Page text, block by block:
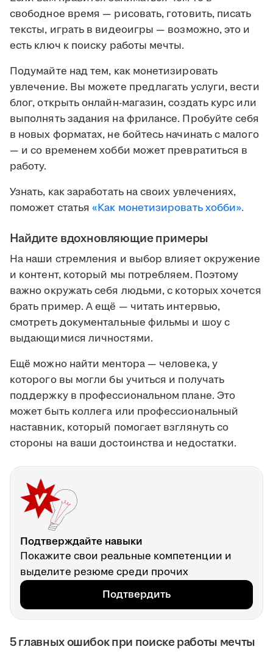
свободное время — рисовать, готовить, писать
тексты, играть в видеоигры — возможно, это и
есть ключ к поиску работы мечты.
Подумайте над тем, как монетизировать
увлечение. Вы можете предлагать услуги, вести
блог, открыть онлайн-магазин, создать курс или
выполнять задания на фрилансе. Пробуйте себя
в новых форматах, не бойтесь начинать с малого
— и со временем хобби может превратиться в
работу.
Узнать, как заработать на своих увлечениях,
поможет статья«Как монетизировать хобби».
Найдите вдохновляющие примеры
На наши стремления и выбор влияет окружение
и контент, который мы потребляем. Поэтому
важно окружать себя людьми, с которых хочется
брать пример. А ещё — читать интервью,
смотреть документальные фильмы и шоу с
выдающимися личностями.
Ещё можно найти ментора — человека, у
которого вы могли бы учиться и получать
поддержку в профессиональном плане. Это
может быть коллега или профессиональный
наставник, который помогает взглянуть со
стороны на ваши достоинства и недостатки.
Подтверждайте навыки
Покажите свои реальные компетенции и
выделите резюме среди прочих
Подтвердить
5 главных ошибок при поиске работы мечты